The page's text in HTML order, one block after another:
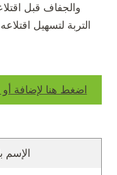
والجفاف قبل
التربة لتسهيل
اضغط هنا لإضافة أو
الإسم